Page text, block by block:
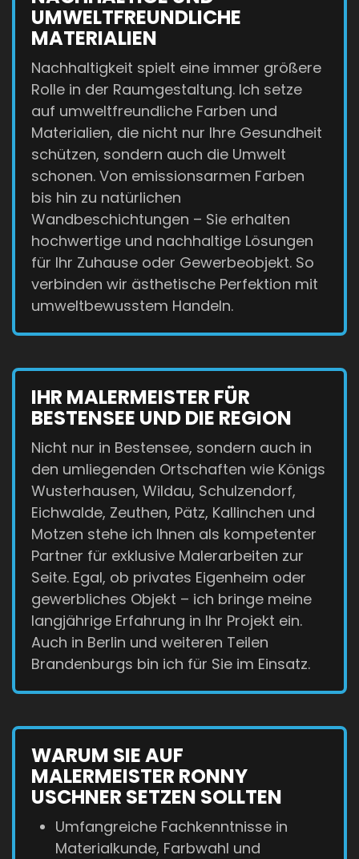
UMWELTFREUNDLICHE
MATERIALIEN
Nachhaltigkeit spielt eine immer größere
Rolle in der Raumgestaltung. Ich setze
auf umweltfreundliche Farben und
Materialien, die nicht nur Ihre Gesundheit
schützen, sondern auch die Umwelt
schonen. Von emissionsarmen Farben
bis hin zu natürlichen
Wandbeschichtungen – Sie erhalten
hochwertige und nachhaltige Lösungen
für Ihr Zuhause oder Gewerbeobjekt. So
verbinden wir ästhetische Perfektion mit
umweltbewusstem Handeln.
IHR MALERMEISTER FÜR
BESTENSEE UND DIE REGION
Nicht nur in Bestensee, sondern auch in
den umliegenden Ortschaften wie Königs
Wusterhausen, Wildau, Schulzendorf,
Eichwalde, Zeuthen, Pätz, Kallinchen und
Motzen stehe ich Ihnen als kompetenter
Partner für exklusive Malerarbeiten zur
Seite. Egal, ob privates Eigenheim oder
gewerbliches Objekt – ich bringe meine
langjährige Erfahrung in Ihr Projekt ein.
Auch in Berlin und weiteren Teilen
Brandenburgs bin ich für Sie im Einsatz.
WARUM SIE AUF
MALERMEISTER RONNY
USCHNER SETZEN SOLLTEN
Umfangreiche Fachkenntnisse in
Materialkunde, Farbwahl und